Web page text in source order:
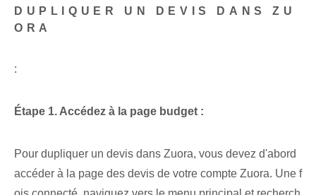
DUPLIQUER UN DEVIS DANS ZU
ORA
:
Étape 1. Accédez à la page budget :
Pour dupliquer un devis dans Zuora, vous devez d'abord
accéder à la page des devis de votre compte Zuora. Une f